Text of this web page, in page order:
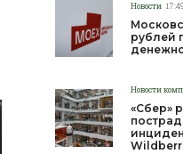
Новости
рублей
Новости
«Сбер»